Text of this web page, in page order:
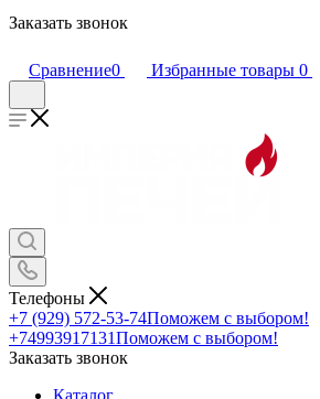
Заказать звонок
Сравнение0 Избранные товары 0
Телефоны
+7 (929) 572-53-74Поможем с выбором!
+74993917131Поможем с выбором!
Заказать звонок
Каталог